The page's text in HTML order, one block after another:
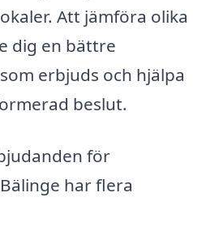
Att jämföra olika
dig en bättre
erbjuds och hjälpa
beslut.
för
har flera